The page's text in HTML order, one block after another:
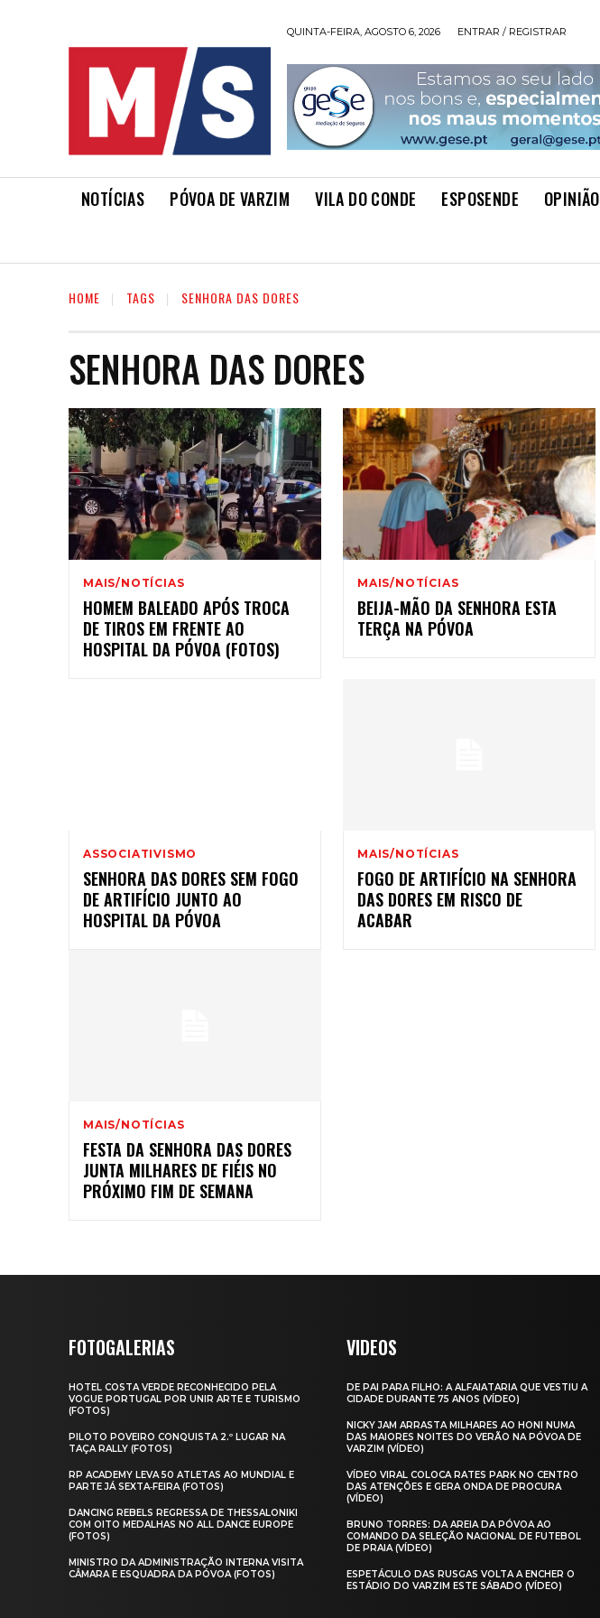
QUINTA-FEIRA, AGOSTO 6, 2026 ENTRAR / REGISTRAR
NOTÍCIAS PÓVOA DE VARZIM VILA DO CONDE ESPOSENDE OPINIÃO
HOME TAGS SENHORA DAS DORES
SENHORA DAS DORES
MAIS/NOTÍCIAS
HOMEM BALEADO APÓS TROCA
DE TIROS EM FRENTE AO
HOSPITAL DA PÓVOA (FOTOS)
MAIS/NOTÍCIAS
BEIJA-MÃO DA SENHORA ESTA
TERÇA NA PÓVOA
ASSOCIATIVISMO
SENHORA DAS DORES SEM FOGO
DE ARTIFÍCIO JUNTO AO
HOSPITAL DA PÓVOA
MAIS/NOTÍCIAS
FOGO DE ARTIFÍCIO NA SENHORA
DAS DORES EM RISCO DE
ACABAR
MAIS/NOTÍCIAS
FESTA DA SENHORA DAS DORES
JUNTA MILHARES DE FIÉIS NO
PRÓXIMO FIM DE SEMANA
FOTOGALERIAS
HOTEL COSTA VERDE RECONHECIDO PELA
VOGUE PORTUGAL POR UNIR ARTE E TURISMO
(FOTOS)
PILOTO POVEIRO CONQUISTA 2.º LUGAR NA
TAÇA RALLY (FOTOS)
RP ACADEMY LEVA 50 ATLETAS AO MUNDIAL E
PARTE JÁ SEXTA‑FEIRA (FOTOS)
DANCING REBELS REGRESSA DE THESSALONIKI
COM OITO MEDALHAS NO ALL DANCE EUROPE
(FOTOS)
MINISTRO DA ADMINISTRAÇÃO INTERNA VISITA
CÂMARA E ESQUADRA DA PÓVOA (FOTOS)
VIDEOS
DE PAI PARA FILHO: A ALFAIATARIA QUE VESTIU A
CIDADE DURANTE 75 ANOS (VÍDEO)
NICKY JAM ARRASTA MILHARES AO HONI NUMA
DAS MAIORES NOITES DO VERÃO NA PÓVOA DE
VARZIM (VÍDEO)
VÍDEO VIRAL COLOCA RATES PARK NO CENTRO
DAS ATENÇÕES E GERA ONDA DE PROCURA
(VÍDEO)
BRUNO TORRES: DA AREIA DA PÓVOA AO
COMANDO DA SELEÇÃO NACIONAL DE FUTEBOL
DE PRAIA (VÍDEO)
ESPETÁCULO DAS RUSGAS VOLTA A ENCHER O
ESTÁDIO DO VARZIM ESTE SÁBADO (VÍDEO)